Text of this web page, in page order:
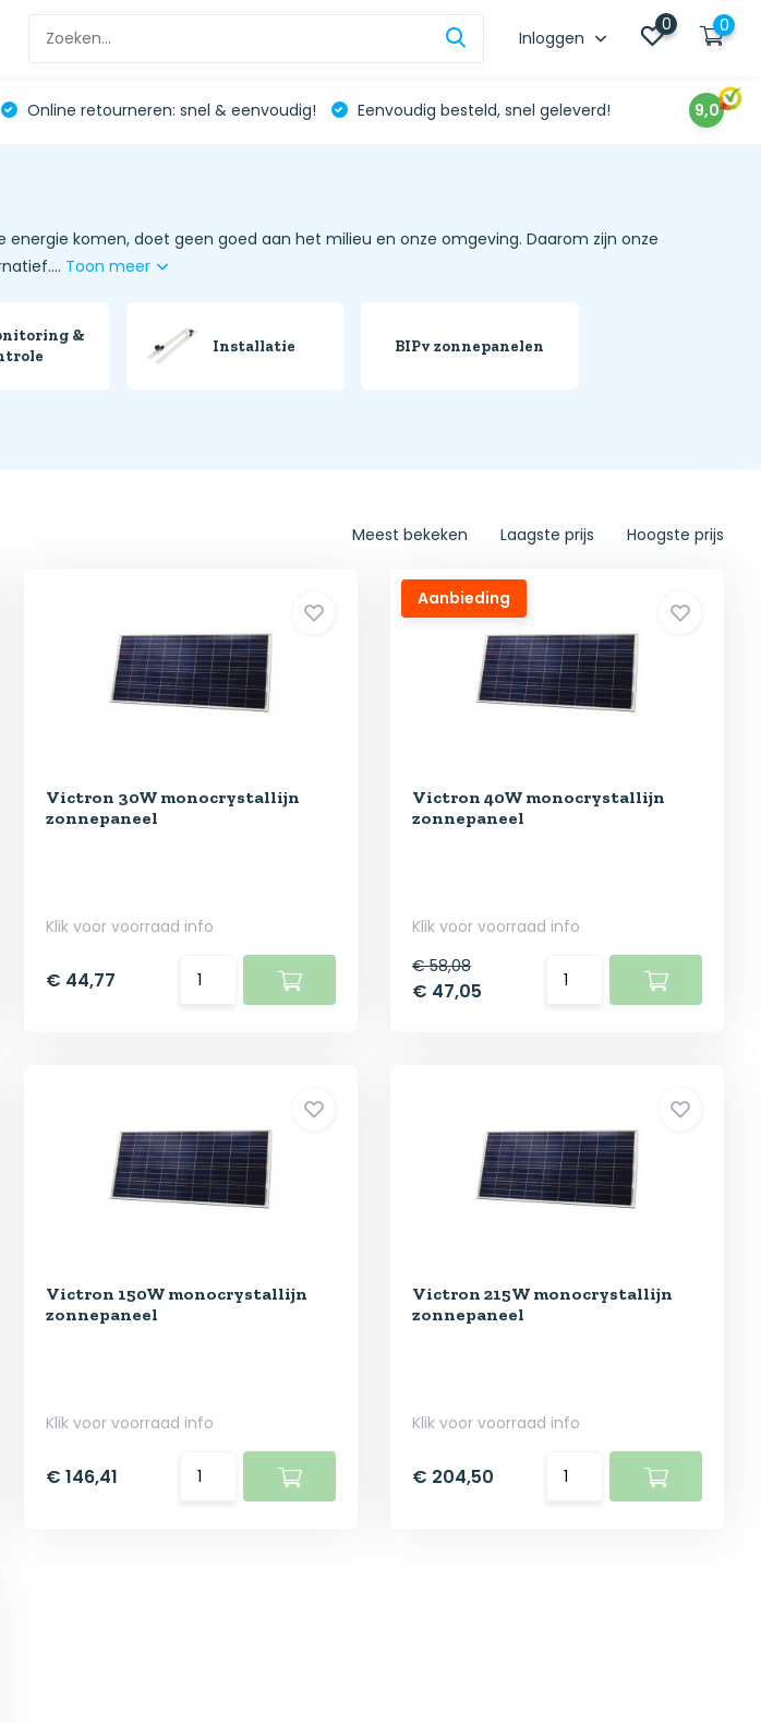
Inloggen
0 0
Online retourneren: snel & eenvoudig! Eenvoudig besteld, snel geleverd! 9,0
energie komen, doet geen goed aan het milieu en onze omgeving. Daarom zijn onze
Toon meer
&
Installatie BIPv zonnepanelen
Meest bekeken Laagste prijs Hoogste prijs
Victron 30W monocrystallijn
zonnepaneel
Klik voor voorraad info
€ 44,77
Aanbieding
Victron 40W monocrystallijn
zonnepaneel
Klik voor voorraad info
€ 58,08
€ 47,05
Victron 150W monocrystallijn
zonnepaneel
Klik voor voorraad info
€ 146,41
Victron 215W monocrystallijn
zonnepaneel
Klik voor voorraad info
€ 204,50